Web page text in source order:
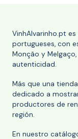
VinhAlvarinho.pt
portugueses, con
Monção y
autenticidad.
Más que una
dedicado a
productores de
región.
En nuestro